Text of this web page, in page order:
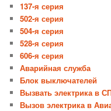
137-я серия
502-я серия
504-я серия
528-я серия
606-я серия
Аварийная служба
Блок выключателей
Вызвать электрика в
Вызов электрика в